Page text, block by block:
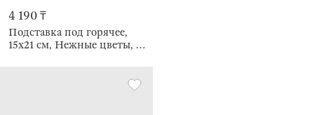
4 190 ₸
Подставка под горячее,
15x21 см, Нежные цветы, El